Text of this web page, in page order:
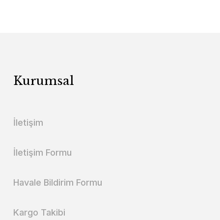
Kurumsal
İletişim
İletişim Formu
Havale Bildirim Formu
Kargo Takibi